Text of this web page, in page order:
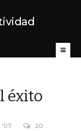
éxito
'07 20